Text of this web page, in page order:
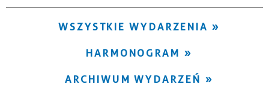
WSZYSTKIE WYDARZENIA
HARMONOGRAM
ARCHIWUM WYDARZEŃ